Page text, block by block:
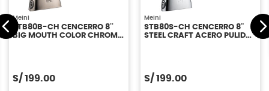
Meinl
STB80B-CH CENCERRO 8''
BIG MOUTH COLOR CHROME
S/ 199.00
Meinl
STB80S-CH CENCERRO 8"
STEEL CRAFT ACERO PULIDO
S/ 199.00